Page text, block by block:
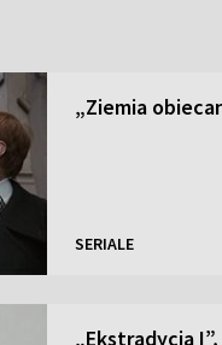
„Ziemia
SERIALE
„Ekstradycja